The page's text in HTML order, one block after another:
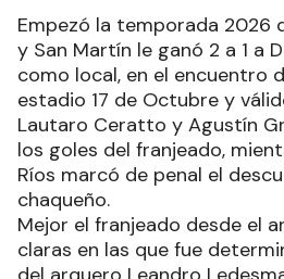
Empezó la temporada 2026
y San Martín le ganó 2 a 1 a
como local, en el encuentro
estadio 17 de Octubre y
Lautaro Ceratto y Agustín
los goles del franjeado,
Ríos marcó de penal el
chaqueño.
Mejor el franjeado desde el
claras en las que fue